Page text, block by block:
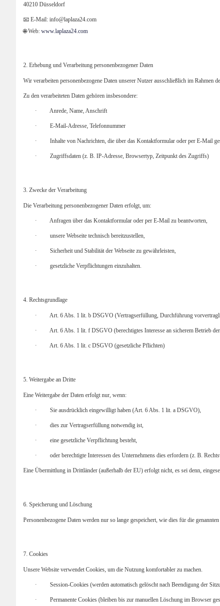
40210 Düsseldorf
📧 E-Mail: info@laplaza24.com
🌐 Web: www.laplaza24.com
2. Erhebung und Verarbeitung personenbezogener Daten
Wir verarbeiten personenbezogene Daten unserer Nutzer ausschließlich im
Zu den verarbeiteten Daten gehören insbesondere:
· Anrede, Name, Anschrift
· E-Mail-Adresse, Telefonnummer
· Inhalte von Nachrichten, die über das Kontaktformular oder per E-Mail
· Zugriffsdaten (z. B. IP-Adresse, Browsertyp, Zeitpunkt des Zugriffs)
3. Zwecke der Verarbeitung
Die Verarbeitung personenbezogener Daten erfolgt, um:
· Anfragen über das Kontaktformular oder per E-Mail zu beantworten,
· unsere Webseite technisch bereitzustellen,
· Sicherheit und Stabilität der Webseite zu gewährleisten,
· gesetzliche Verpflichtungen einzuhalten.
4. Rechtsgrundlage
· Art. 6 Abs. 1 lit. b DSGVO (Vertragserfüllung, Durchführung
· Art. 6 Abs. 1 lit. f DSGVO (berechtigtes Interesse an sicherem Betrieb
· Art. 6 Abs. 1 lit. c DSGVO (gesetzliche Pflichten)
5. Weitergabe an Dritte
Eine Weitergabe der Daten erfolgt nur, wenn:
· Sie ausdrücklich eingewilligt haben (Art. 6 Abs. 1 lit. a DSGVO),
· dies zur Vertragserfüllung notwendig ist,
· eine gesetzliche Verpflichtung besteht,
· oder berechtigte Interessen des Unternehmens dies erfordern (z. B.
Eine Übermittlung in Drittländer (außerhalb der EU) erfolgt nicht, es sei denn,
6. Speicherung und Löschung
Personenbezogene Daten werden nur so lange gespeichert, wie dies für die
7. Cookies
Unsere Website verwendet Cookies, um die Nutzung komfortabler zu machen.
· Session-Cookies (werden automatisch gelöscht nach Beendigung der
· Permanente Cookies (bleiben bis zur manuellen Löschung im Browser